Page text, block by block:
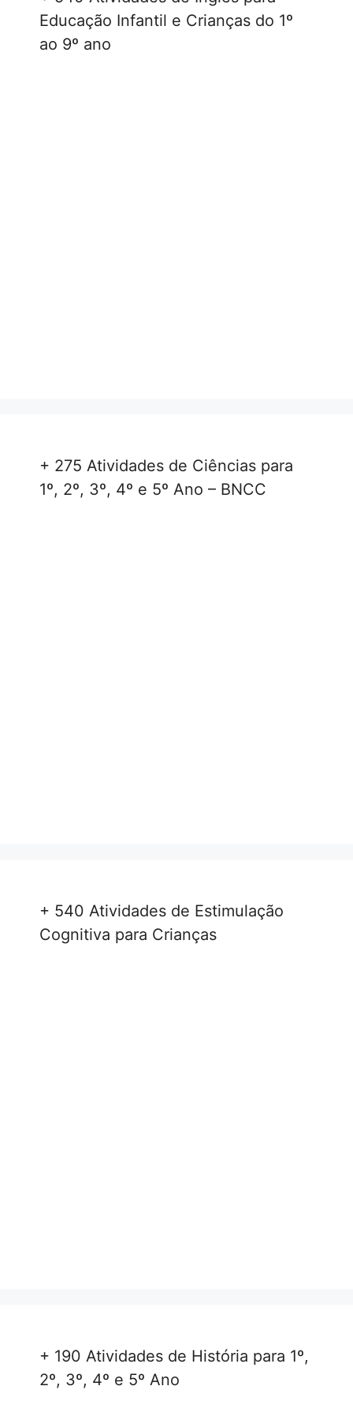
Educação Infantil e Crianças do 1º
ao 9º ano
+ 275 Atividades de Ciências para
1º, 2º, 3º, 4º e 5º Ano – BNCC
+ 540 Atividades de Estimulação
Cognitiva para Crianças
+ 190 Atividades de História para 1º,
2º, 3º, 4º e 5º Ano